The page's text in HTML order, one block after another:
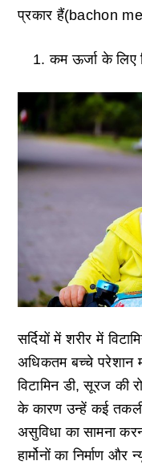
प्रकार हैं(bachon
कम ऊर्जा के लिए
सर्दियों में शरीर में
अधिकतम बच्चे परेशान
विटामिन डी, सूरज की
के कारण उन्हें कई
असुविधा का सामना
हार्मोनों का निर्माण और